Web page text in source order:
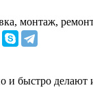
монтаж,
и быстро делают